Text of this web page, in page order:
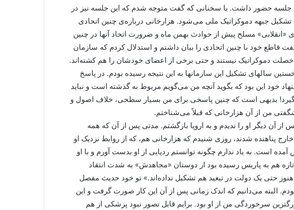
جلسه حضور داشت. با سخنانی که گفت متوجه شدم که این جلسه نیز در
جبهه دموکراتیک ملی می‌شود. هزارخانی درباره‌ی چنین اتحادی
مسلح پیش از حوادث بهمن ماه و ضرورت اتحاد آنها در چنین
قاطع خود با چنین اتحادی را بیان داشتم و استدلال کردم که سازمان
خصلت دموکراتیک نیستند و حتی برخی از اعضای خودشان را هم کشته‌اند.
سالهای تشکیل این سازمانها به این نتیجه رسیده بودم. در پاسخ
خود این بود که بگوید آنچه من می‌گویم مربوط به گذشته است و نباید
بدیهی است که چنین پاسخی برای من بسیار سطحی، خلاف اصول و
من از آن هزارخانی که قبلاً می‌شناختم.
آن دیگر او را ندیدم و به اروپا بازگشتم. مدتی پس از آن که همه
پناهنده شدند، روزی شنیدم که هزارخانی هم، که از روابط نزدیک او
است. به یاد ندارم چگونه توانستم ردپایی از او بدست آورم و با او
تازه هم به پاریس رسیده بود از دوستان «مجاهدش» به شدت انتقاد
حتی یک دولت در تبعید هم تشکیل نداده‌اند.» تو خود حدیث مفصل
البته می‌دانیم که اندک زمانی پس از آن این کار صورت گرفت و این
سرخوردگی من از او بود. برایم قابل تصور نبود پزشکی از هم